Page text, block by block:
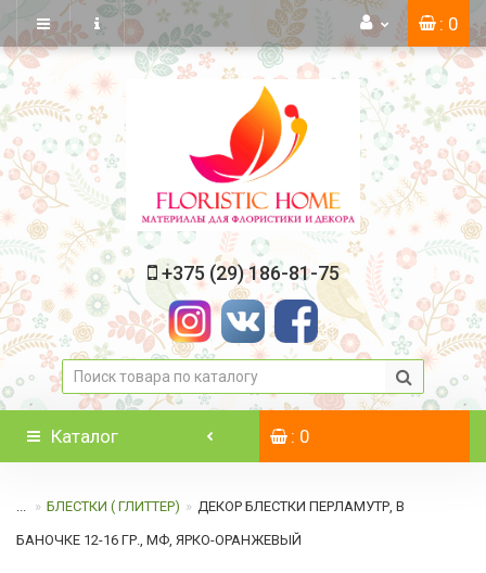
: 0
+375 (29) 186-81-75
Каталог : 0
... БЛЕСТКИ ( ГЛИТТЕР) ДЕКОР БЛЕСТКИ ПЕРЛАМУТР, В
БАНОЧКЕ 12-16 ГР., МФ, ЯРКО-ОРАНЖЕВЫЙ